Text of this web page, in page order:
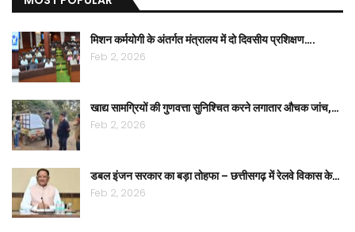
मिशन कर्मयोगी के अंतर्गत मंत्रालय में दो दिवसीय प्रशिक्षण….
Feb 2, 2026
खाद्य सामग्रियों की गुणवत्ता सुनिश्चित करने लगातार औचक जांच,…
Feb 2, 2026
डबल इंजन सरकार का बड़ा तोहफा – छत्तीसगढ़ में रेलवे विकास के…
Feb 2, 2026